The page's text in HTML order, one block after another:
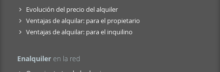
Evolución del precio del alquiler
Ventajas de alquilar: para el propietario
Ventajas de alquilar: para el inquilino
Enalquiler en la red